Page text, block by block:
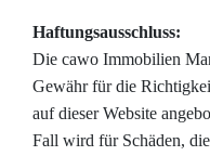
Haftungsausschluss:
Die cawo Immobilien
Gewähr für die
auf dieser Website
Fall wird für Schäden,